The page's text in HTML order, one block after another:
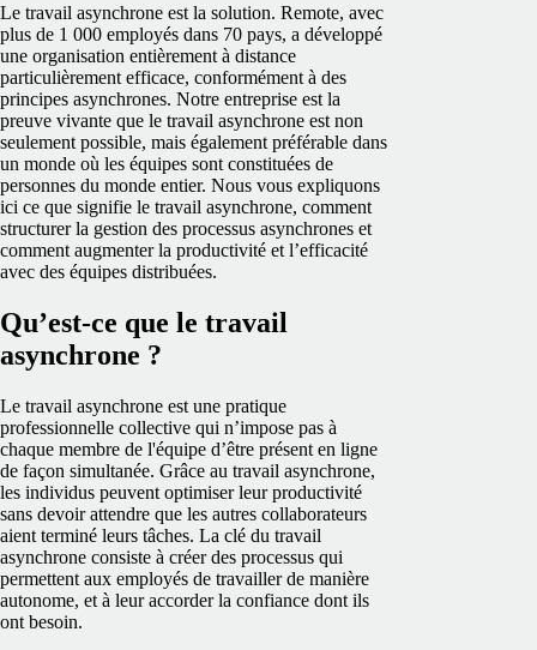
Le travail asynchrone est la solution. Remote, avec
plus de 1 000 employés dans 70 pays, a développé
une organisation entièrement à distance
particulièrement efficace, conformément à des
principes asynchrones. Notre entreprise est la
preuve vivante que le travail asynchrone est non
seulement possible, mais également préférable dans
un monde où les équipes sont constituées de
personnes du monde entier. Nous vous expliquons
ici ce que signifie le travail asynchrone, comment
structurer la gestion des processus asynchrones et
comment augmenter la productivité et l’efficacité
avec des équipes distribuées.
Qu’est-ce que le travail
asynchrone ?
Le travail asynchrone est une pratique
professionnelle collective qui n’impose pas à
chaque membre de l'équipe d’être présent en ligne
de façon simultanée. Grâce au travail asynchrone,
les individus peuvent optimiser leur productivité
sans devoir attendre que les autres collaborateurs
aient terminé leurs tâches. La clé du travail
asynchrone consiste à créer des processus qui
permettent aux employés de travailler de manière
autonome, et à leur accorder la confiance dont ils
ont besoin.